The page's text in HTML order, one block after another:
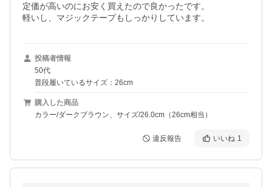
定価が高いのにお安く買えたので良かったです。
軽いし、マジックテープもしっかりしています。
投稿者情報
50代
普段履いているサイズ：26cm
購入した商品
カラー/ダークブラウン、サイズ/26.0cm（26cm相当）
違反報告 いいね 1